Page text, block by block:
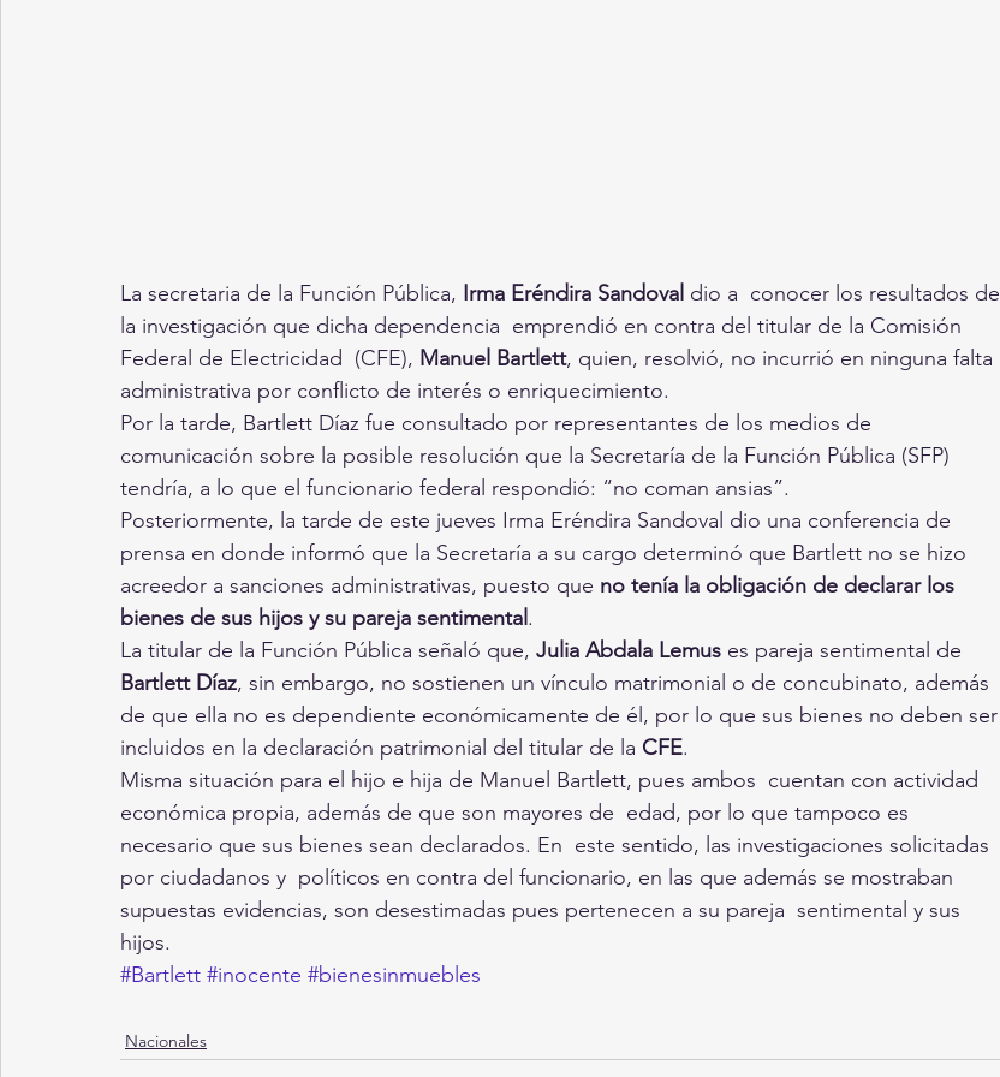
La secretaria de la Función Pública, Irma Eréndira Sandoval dio a  conocer los resultados de
la investigación que dicha dependencia  emprendió en contra del titular de la Comisión
Federal de Electricidad  (CFE), Manuel Bartlett, quien, resolvió, no incurrió en ninguna falta
administrativa por conflicto de interés o enriquecimiento.
Por la tarde, Bartlett Díaz fue consultado por representantes de los medios de
comunicación sobre la posible resolución que la Secretaría de la Función Pública (SFP)
tendría, a lo que el funcionario federal respondió: “no coman ansias”.
Posteriormente, la tarde de este jueves Irma Eréndira Sandoval dio una conferencia de
prensa en donde informó que la Secretaría a su cargo determinó que Bartlett no se hizo
acreedor a sanciones administrativas, puesto que no tenía la obligación de declarar los
bienes de sus hijos y su pareja sentimental .
La titular de la Función Pública señaló que, Julia Abdala Lemus es pareja sentimental de
Bartlett Díaz, sin embargo, no sostienen un vínculo matrimonial o de concubinato, además
de que ella no es dependiente económicamente de él, por lo que sus bienes no deben ser
incluidos en la declaración patrimonial del titular de la CFE.
Misma situación para el hijo e hija de Manuel Bartlett, pues ambos  cuentan con actividad
económica propia, además de que son mayores de  edad, por lo que tampoco es
necesario que sus bienes sean declarados. En  este sentido, las investigaciones solicitadas
por ciudadanos y  políticos en contra del funcionario, en las que además se mostraban
supuestas evidencias, son desestimadas pues pertenecen a su pareja  sentimental y sus
hijos.
#Bartlett #inocente #bienesinmuebles
Nacionales